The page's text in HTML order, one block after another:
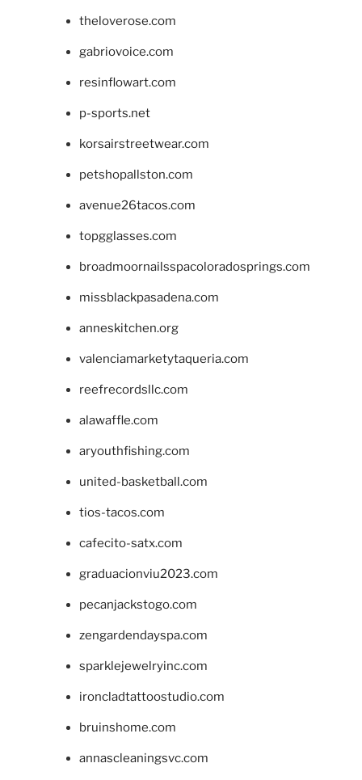
theloverose.com
gabriovoice.com
resinflowart.com
p-sports.net
korsairstreetwear.com
petshopallston.com
avenue26tacos.com
topgglasses.com
broadmoornailsspacoloradosprings.com
missblackpasadena.com
anneskitchen.org
valenciamarketytaqueria.com
reefrecordsllc.com
alawaffle.com
aryouthfishing.com
united-basketball.com
tios-tacos.com
cafecito-satx.com
graduacionviu2023.com
pecanjackstogo.com
zengardendayspa.com
sparklejewelryinc.com
ironcladtattoostudio.com
bruinshome.com
annascleaningsvc.com